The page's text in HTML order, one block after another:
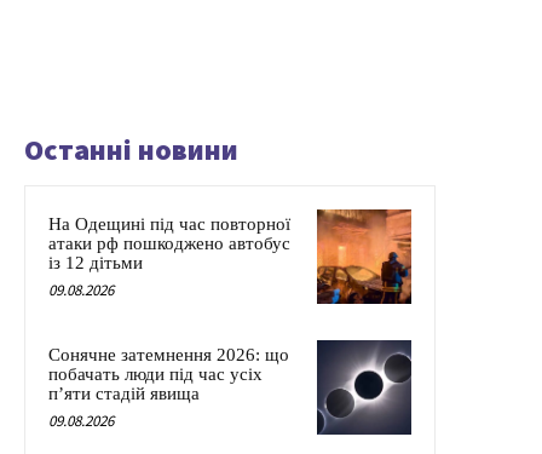
Останні новини
На Одещині під час повторної
атаки рф пошкоджено автобус
із 12 дітьми
09.08.2026
Сонячне затемнення 2026: що
побачать люди під час усіх
п’яти стадій явища
09.08.2026